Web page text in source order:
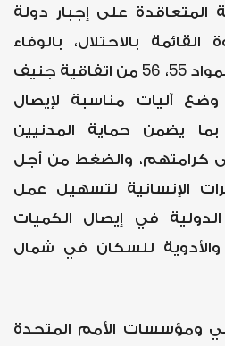
المتعاقدة على إجبار دولة
بالاحتلال، بالوفاء
بكامل التزاماتها وفق المواد 55، 56 من اتفاقية جنيف
آليات مناسبة لإيصال
بما يضمن حماية المدنيين
كرامتهم، والضغط من أجل
الإنسانية لتسهيل عمل
في إيصال الكميات
والأدوية للسكان في شمال
ومؤسسات الأمم المتحدة